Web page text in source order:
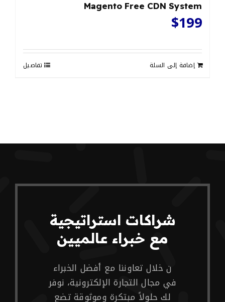
Magento Free CDN System
$199
إضافة إلى السلة تفاصيل
شراكات استراتيجية
مع خبراء عالميين
ن خلال تعاوننا مع أفضل الخبراء
في مجال التجارة الإلكترونية، نوفر
لك حلولاً مبتكرة وموثوقة تضع